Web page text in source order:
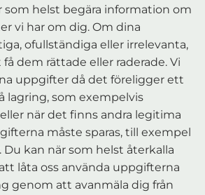
som helst begära information om
vi har om dig. Om dina
ofullständiga eller irrelevanta,
dem rättade eller raderade. Vi
uppgifter då det föreligger ett
lagring, som exempelvis
när det finns andra legitima
måste sparas, till exempel
kan när som helst återkalla
låta oss använda uppgifterna
genom att avanmäla dig från